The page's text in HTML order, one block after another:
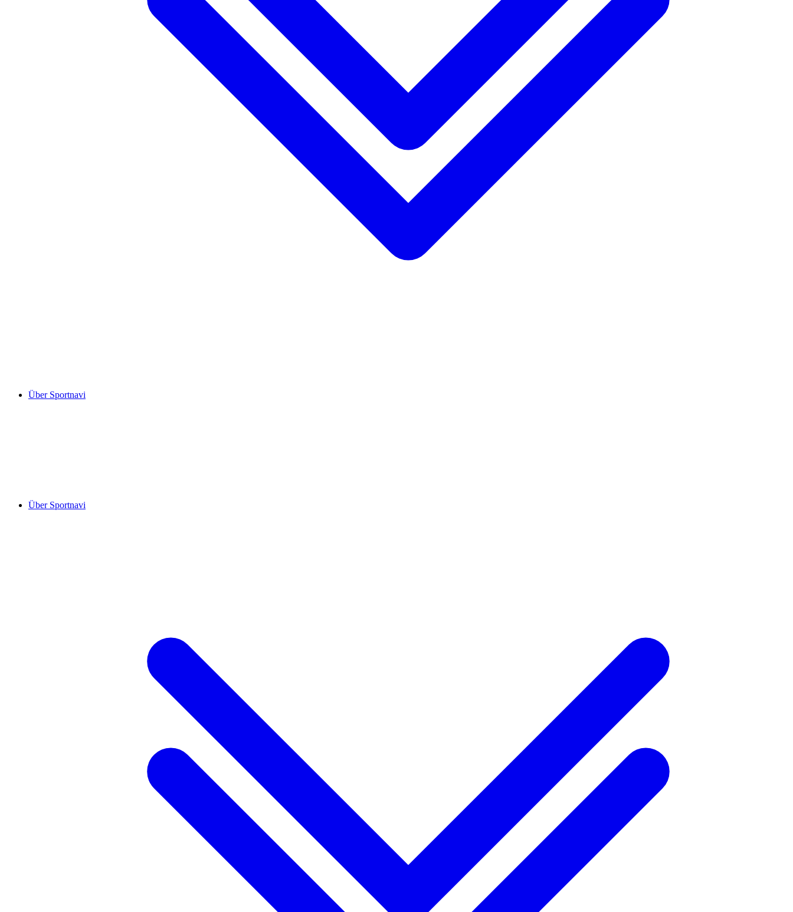
Über Sportnavi
Über Sportnavi